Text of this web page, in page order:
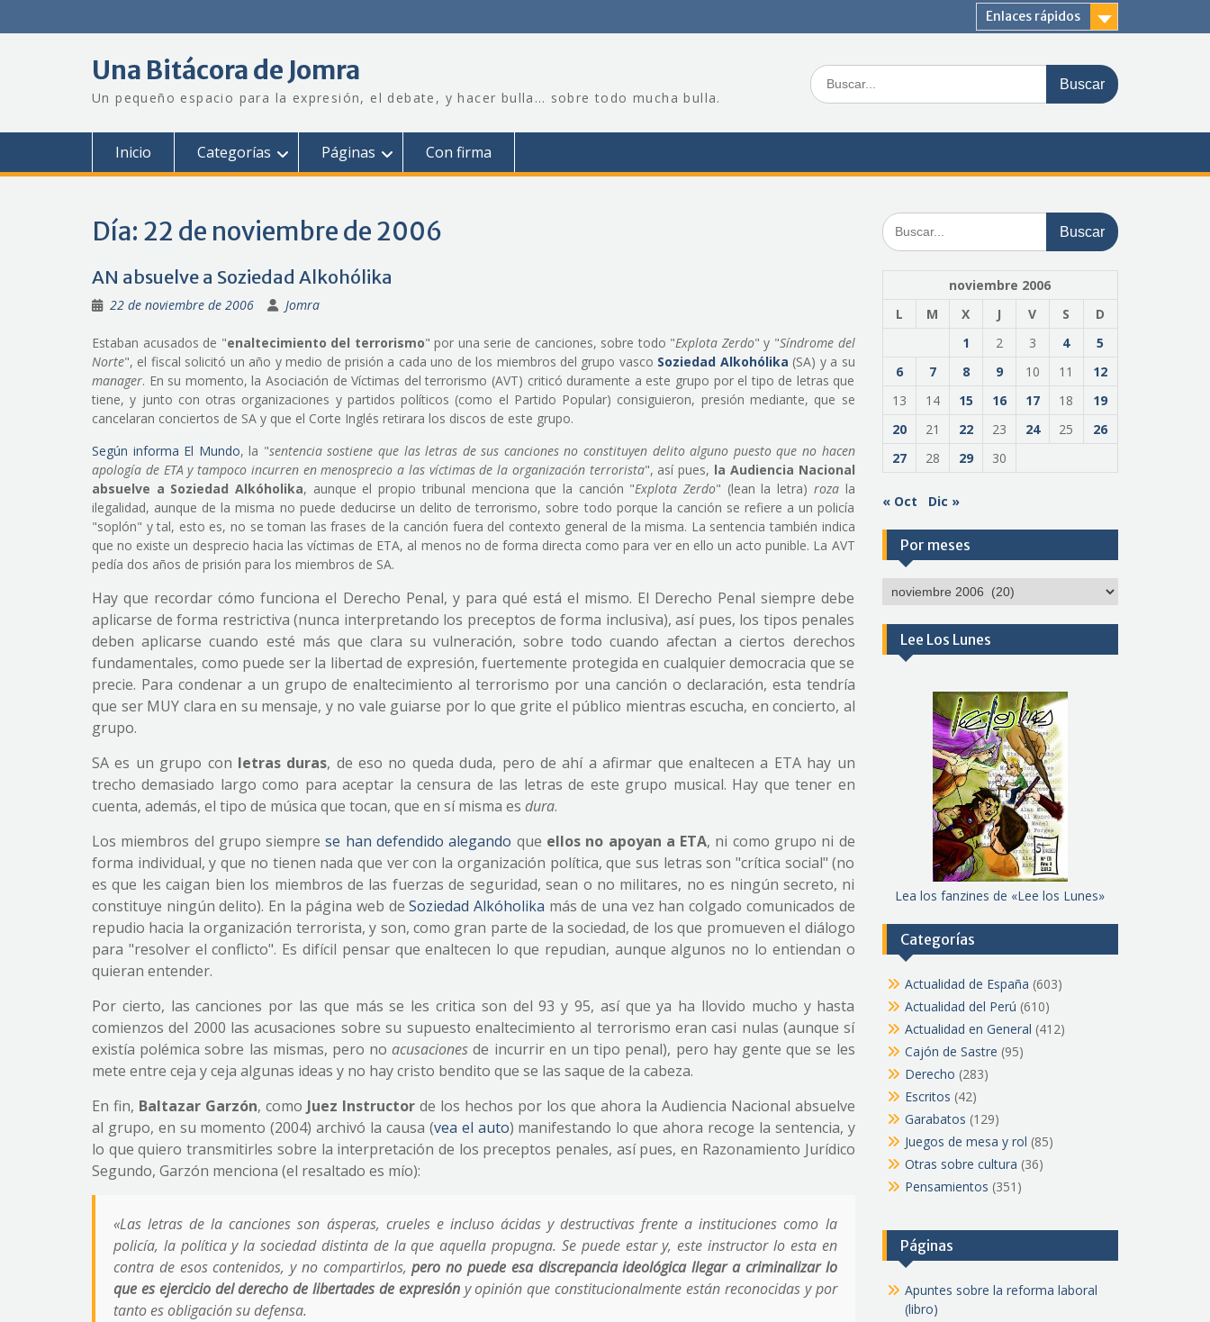
Enlaces rápidos
Una Bitácora de Jomra
Un pequeño espacio para la expresión, el debate, y hacer bulla… sobre todo mucha bulla.
Buscar:
Inicio Categorías Páginas Con firma
Día: 22 de noviembre de 2006
AN absuelve a Soziedad Alkohólika
22 de noviembre de 2006 Jomra
Estaban acusados de "enaltecimiento del terrorismo" por una serie de canciones, sobre todo "Explota Zerdo" y "Síndrome del
Norte", el fiscal solicitó un año y medio de prisión a cada uno de los miembros del grupo vasco Soziedad Alkohólika (SA) y a su
manager. En su momento, la Asociación de Víctimas del terrorismo (AVT) criticó duramente a este grupo por el tipo de letras que
tiene, y junto con otras organizaciones y partidos políticos (como el Partido Popular) consiguieron, presión mediante, que se
cancelaran conciertos de SA y que el Corte Inglés retirara los discos de este grupo.
Según informa El Mundo, la "sentencia sostiene que las letras de sus canciones no constituyen delito alguno puesto que no hacen
apología de ETA y tampoco incurren en menosprecio a las víctimas de la organización terrorista", así pues, la Audiencia Nacional
absuelve a Soziedad Alkóholika, aunque el propio tribunal menciona que la canción "Explota Zerdo" (lean la letra) rozala
ilegalidad, aunque de la misma no puede deducirse un delito de terrorismo, sobre todo porque la canción se refiere a un policía
"soplón" y tal, esto es, no se toman las frases de la canción fuera del contexto general de la misma. La sentencia también indica
que no existe un desprecio hacia las víctimas de ETA, al menos no de forma directa como para ver en ello un acto punible. La AVT
pedía dos años de prisión para los miembros de SA.
Hay que recordar cómo funciona el Derecho Penal, y para qué está el mismo. El Derecho Penal siempre debe
aplicarse de forma restrictiva (nunca interpretando los preceptos de forma inclusiva), así pues, los tipos penales
deben aplicarse cuando esté más que clara su vulneración, sobre todo cuando afectan a ciertos derechos
fundamentales, como puede ser la libertad de expresión, fuertemente protegida en cualquier democracia que se
precie. Para condenar a un grupo de enaltecimiento al terrorismo por una canción o declaración, esta tendría
que ser MUY clara en su mensaje, y no vale guiarse por lo que grite el público mientras escucha, en concierto, al
grupo.
SA es un grupo con letras duras, de eso no queda duda, pero de ahí a afirmar que enaltecen a ETA hay un
trecho demasiado largo como para aceptar la censura de las letras de este grupo musical. Hay que tener en
cuenta, además, el tipo de música que tocan, que en sí misma es dura.
Los miembros del grupo siemprese han defendido alegando que ellos no apoyan a ETA, ni como grupo ni de
forma individual, y que no tienen nada que ver con la organización política, que sus letras son "crítica social" (no
es que les caigan bien los miembros de las fuerzas de seguridad, sean o no militares, no es ningún secreto, ni
constituye ningún delito). En la página web deSoziedad Alkóholika más de una vez han colgado comunicados de
repudio hacia la organización terrorista, y son, como gran parte de la sociedad, de los que promueven el diálogo
para "resolver el conflicto". Es difícil pensar que enaltecen lo que repudian, aunque algunos no lo entiendan o
quieran entender.
Por cierto, las canciones por las que más se les critica son del 93 y 95, así que ya ha llovido mucho y hasta
comienzos del 2000 las acusaciones sobre su supuesto enaltecimiento al terrorismo eran casi nulas (aunque sí
existía polémica sobre las mismas, pero noacusaciones de incurrir en un tipo penal), pero hay gente que se les
mete entre ceja y ceja algunas ideas y no hay cristo bendito que se las saque de la cabeza.
En fin, Baltazar Garzón, como Juez Instructorde los hechos por los que ahora la Audiencia Nacional absuelve
al grupo, en su momento (2004) archivó la causa (vea el auto) manifestando lo que ahora recoge la sentencia, y
lo que quiero transmitirles sobre la interpretación de los preceptos penales, así pues, en Razonamiento Jurídico
Segundo, Garzón menciona (el resaltado es mío):
«Las letras de la canciones son ásperas, crueles e incluso ácidas y destructivas frente a instituciones como la
policía, la política y la sociedad distinta de la que aquella propugna. Se puede estar y, este instructor lo esta en
contra de esos contenidos, y no compartirlos,pero no puede esa discrepancia ideológica llegar a criminalizar lo
que es ejercicio del derecho de libertades de expresióny opinión que constitucionalmente están reconocidas y por
tanto es obligación su defensa.
Buscar:
noviembre 2006
L
M X J V S
D
1
2 3 4
5
6
7 8 9 10 11
12
13
14 15 16 17 18
19
20
21 22 23 24 25
26
27
28 29 30
« Oct Dic »
Por meses
Por
Lee Los Lunes
Lea los fanzines de «Lee los Lunes»
Categorías
Actualidad de España (603)
Actualidad del Perú (610)
Actualidad en General (412)
Cajón de Sastre (95)
Derecho (283)
Escritos (42)
Garabatos (129)
Juegos de mesa y rol (85)
Otras sobre cultura (36)
Pensamientos (351)
Páginas
Apuntes sobre la reforma laboral
(libro)